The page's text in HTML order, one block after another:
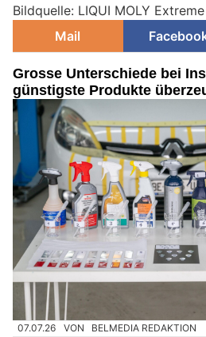
Bildquelle: LIQUI MOLY Extreme
Mail
Grosse Unterschiede bei
günstigste Produkte
07.07.26 VON BELMEDIA REDAKTION